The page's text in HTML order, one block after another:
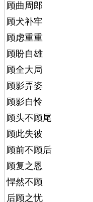
顾曲周郎
顾犬补牢
顾虑重重
顾盼自雄
顾全大局
顾影弄姿
顾影自怜
顾头不顾尾
顾此失彼
顾前不顾后
顾复之恩
悍然不顾
后顾之忧